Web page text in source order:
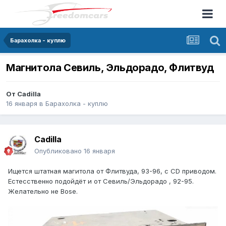
Барахолка - куплю
Магнитола Севиль, Эльдорадо, Флитвуд
От Cadilla
16 января в Барахолка - куплю
Cadilla
Опубликовано 16 января
Ищется штатная магитола от Флитвуда, 93-96, с CD приводом.
Естесственно подойдёт и от Севиль/Эльдорадо , 92-95.
Желательно не Bose.